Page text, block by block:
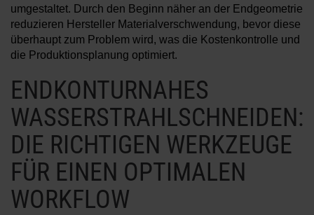
umgestaltet. Durch den Beginn näher an der Endgeometrie
reduzieren Hersteller Materialverschwendung, bevor diese
überhaupt zum Problem wird, was die Kostenkontrolle und
die Produktionsplanung optimiert.
ENDKONTURNAHES
WASSERSTRAHLSCHNEIDEN:
DIE RICHTIGEN WERKZEUGE
FÜR EINEN OPTIMALEN
WORKFLOW